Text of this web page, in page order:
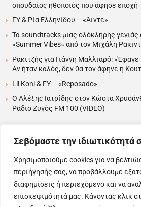
Σεβόμαστε την ιδιωτικότητά
Χρησιμοποιούμε cookies για να
περιήγησής σας, να προβάλλουμε
διαφημίσεις ή περιεχόμενο και να
επισκεψιμότητά μας. Κάνοντας κλικ
σπουδαίος ηθοποιός που άφησε εποχή
FY & Ρία Ελληνίδου – «Άιντε»
Τα soundtracks μιας ολόκληρης γενιάς
«Summer Vibes» από τον Μιχάλη
Ρακιτζής για Γιάννη Μαλλιαρό:
Αν ήταν καλός, δεν θα τον άφηνε η
Lil Koni & FY – «Reposado»
Ο Αλέξης Ιατρίδης στον Κώστα
Ράδιο Ζυγός FM 100 (VIDEO)
….
Copyright © 2025 Evita News. All Rights
Όροι Χρήσης|Πολιτική Απορρήτου |Πολιτική